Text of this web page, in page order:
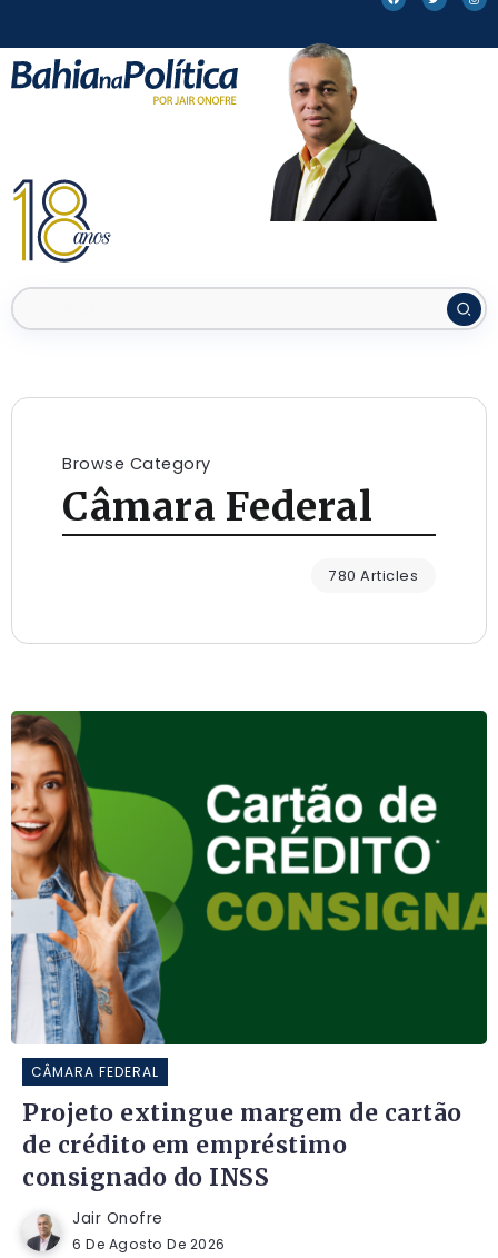
Browse Category
Câmara Federal
780 Articles
CÂMARA FEDERAL
Projeto extingue margem de cartão
de crédito em empréstimo
consignado do INSS
Jair Onofre
6 De Agosto De 2026